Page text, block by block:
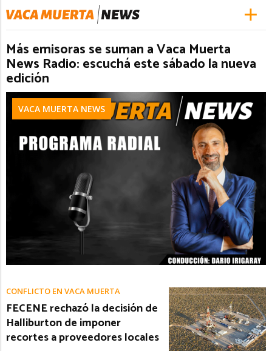
Más emisoras se suman a Vaca Muerta
News Radio: escuchá este sábado la nueva
edición
VACA MUERTA NEWS
CONFLICTO EN VACA MUERTA
FECENE rechazó la decisión de
Halliburton de imponer
recortes a proveedores locales